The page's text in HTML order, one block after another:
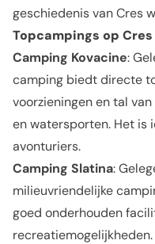
geschiedenis van Cres
Topcampings op Cres
Camping Kovacine:
camping biedt directe
voorzieningen en tal
en watersporten. Het is
avonturiers.
Camping Slatina:
milieuvriendelijke
goed onderhouden